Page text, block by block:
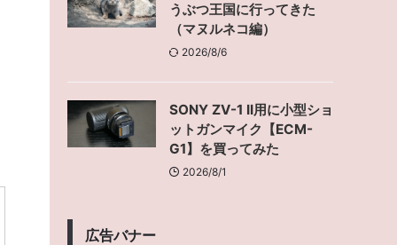
うぶつ王国に行ってきた
（マヌルネコ編）
2026/8/6
SONY ZV-1 II用に小型ショ
ットガンマイク【ECM-
G1】を買ってみた
2026/8/1
広告バナー